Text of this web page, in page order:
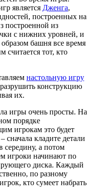
является Дженга,
построенных на
построенной из
с нижних уровней, и
башня все время
считается тот, кто
настольную игру
конструкцию
их.
игры очень просты. На
порядке
игрокам это будет
сначала кладите детали
середину, а потом
игроки начинают по
диска. Каждый
по разному
кто сумеет набрать